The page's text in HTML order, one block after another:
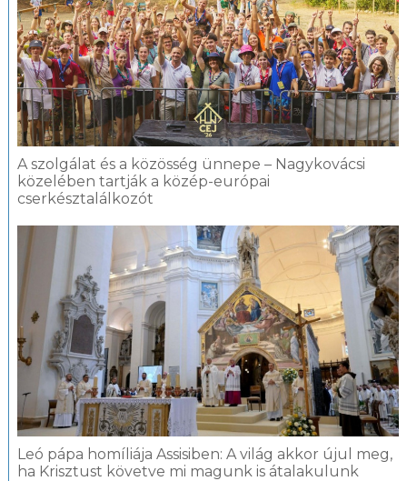
A szolgálat és a közösség ünnepe – Nagykovácsi
közelében tartják a közép-európai
cserkésztalálkozót
Leó pápa homíliája Assisiben: A világ akkor újul meg,
ha Krisztust követve mi magunk is átalakulunk